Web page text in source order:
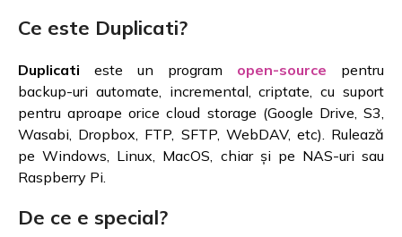
Ce este Duplicati?
Duplicati este un program open-source pentru
backup-uri automate, incremental, criptate, cu suport
pentru aproape orice cloud storage (Google Drive, S3,
Wasabi, Dropbox, FTP, SFTP, WebDAV, etc). Rulează
pe Windows, Linux, MacOS, chiar și pe NAS-uri sau
Raspberry Pi.
De ce e special?